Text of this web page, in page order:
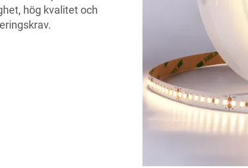
hög kvalitet och